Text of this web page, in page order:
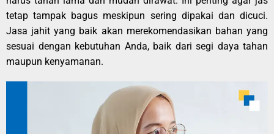
tetap tampak bagus meskipun sering dipakai dan dicuci.
Jasa jahit yang baik akan merekomendasikan bahan yang
sesuai dengan kebutuhan Anda, baik dari segi daya tahan
maupun kenyamanan.